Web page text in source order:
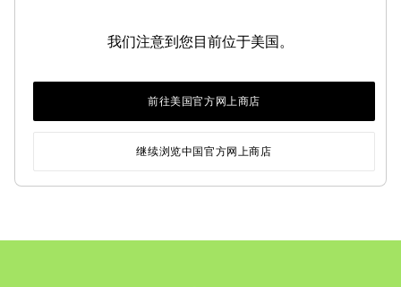
有货（库存有限）
我们注意到您目前位于美国。
前往美国官方网上商店
继续浏览中国官方网上商店